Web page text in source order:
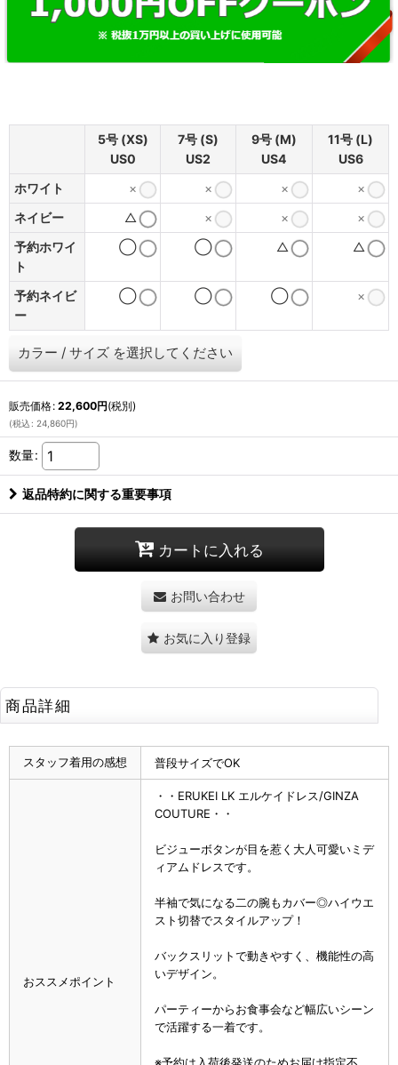
5号 (XS)
US0
7号 (S)
US2
9号 (M)
US4
11号 (L)
US6
ホワイト
× × ×
×
ネイビー
△ × ×
×
予約ホワイ
ト
◯ ◯ △ △
予約ネイビ
ー
◯ ◯ ◯ ×
カラー / サイズ を選択してください
販売価格: 22,600円(税別)
(税込 : 24,860円)
数量:
返品特約に関する重要事項
カートに入れる
お問い合わせ
お気に入り登録
商品詳細
スタッフ着用の感想 普段サイズでOK
おススメポイント
・・ERUKEI LK エルケイドレス/GINZA
COUTURE・・
ビジューボタンが目を惹く大人可愛いミデ
ィアムドレスです。
半袖で気になる二の腕もカバー◎ハイウエ
スト切替でスタイルアップ！
バックスリットで動きやすく、機能性の高
いデザイン。
パーティーからお食事会など幅広いシーン
で活躍する一着です。
※予約は入荷後発送のためお届け指定不